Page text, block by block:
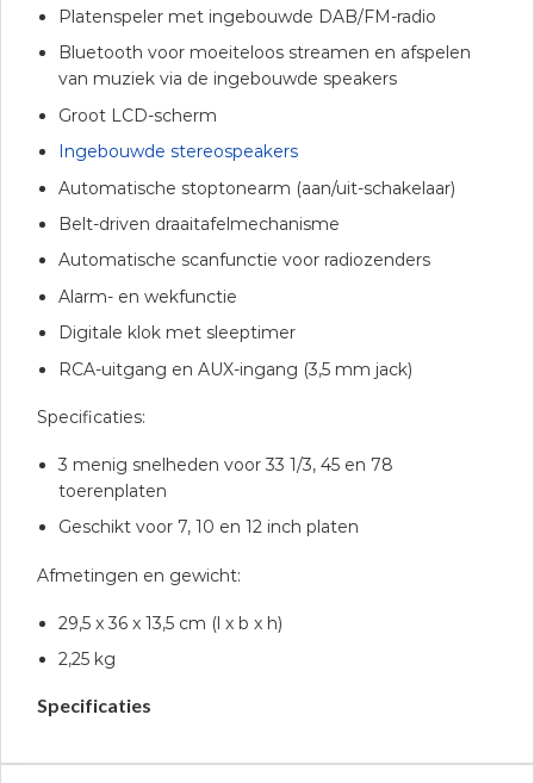
Platenspeler met ingebouwde DAB/FM-radio
Bluetooth voor moeiteloos streamen en afspelen
van muziek via de ingebouwde speakers
Groot LCD-scherm
Ingebouwde stereospeakers
Automatische stoptonearm (aan/uit-schakelaar)
Belt-driven draaitafelmechanisme
Automatische scanfunctie voor radiozenders
Alarm- en wekfunctie
Digitale klok met sleeptimer
RCA-uitgang en AUX-ingang (3,5 mm jack)
Specificaties:
3 menig snelheden voor 33 1/3, 45 en 78
toerenplaten
Geschikt voor 7, 10 en 12 inch platen
Afmetingen en gewicht:
29,5 x 36 x 13,5 cm (l x b x h)
2,25 kg
Specificaties